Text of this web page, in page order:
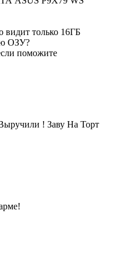
видит только 16ГБ
ОЗУ?
поможите
! Заву На Торт